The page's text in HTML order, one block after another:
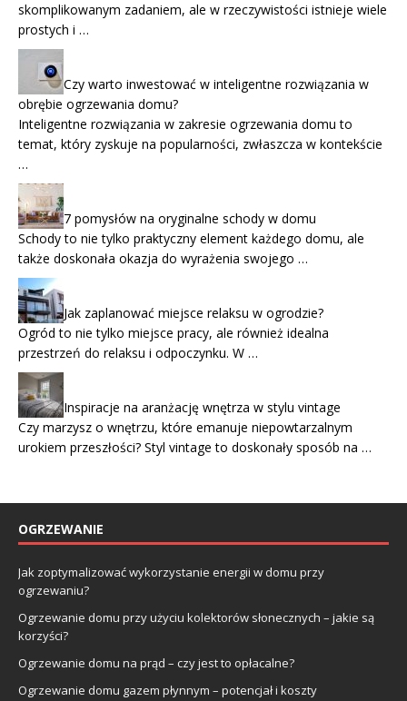
skomplikowanym zadaniem, ale w rzeczywistości istnieje wiele
prostych i …
Czy warto inwestować w inteligentne rozwiązania w
obrębie ogrzewania domu?
Inteligentne rozwiązania w zakresie ogrzewania domu to
temat, który zyskuje na popularności, zwłaszcza w kontekście
…
7 pomysłów na oryginalne schody w domu
Schody to nie tylko praktyczny element każdego domu, ale
także doskonała okazja do wyrażenia swojego …
Jak zaplanować miejsce relaksu w ogrodzie?
Ogród to nie tylko miejsce pracy, ale również idealna
przestrzeń do relaksu i odpoczynku. W …
Inspiracje na aranżację wnętrza w stylu vintage
Czy marzysz o wnętrzu, które emanuje niepowtarzalnym
urokiem przeszłości? Styl vintage to doskonały sposób na …
OGRZEWANIE
Jak zoptymalizować wykorzystanie energii w domu przy
ogrzewaniu?
Ogrzewanie domu przy użyciu kolektorów słonecznych – jakie są
korzyści?
Ogrzewanie domu na prąd – czy jest to opłacalne?
Ogrzewanie domu gazem płynnym – potencjał i koszty